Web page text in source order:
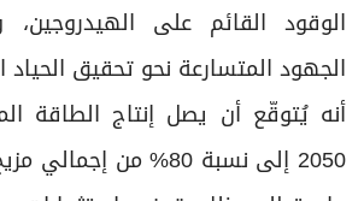
الوقود القائم على
الجهود المتسارعة نحو تحقيق الحياد
أنه يُتوقّع أن يصل إنتاج الطاقة
2050 إلى نسبة 80% من